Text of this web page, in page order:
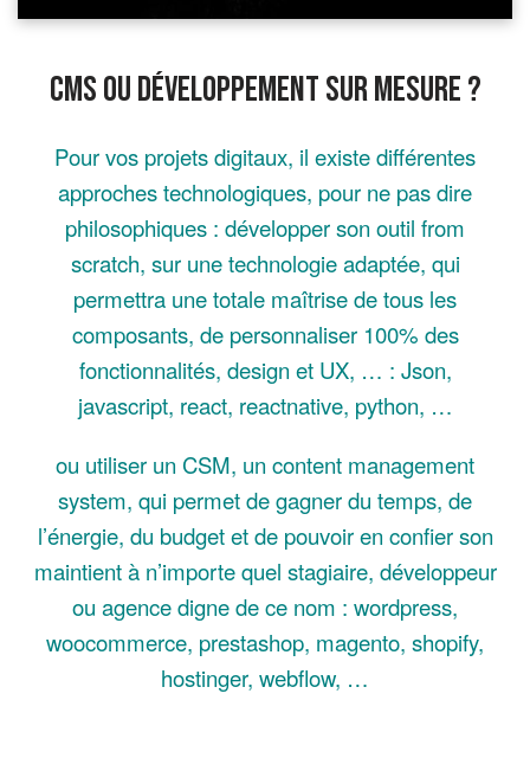
CMS ou développement sur mesure ?
Pour vos projets digitaux, il existe différentes
approches technologiques, pour ne pas dire
philosophiques : développer son outil from
scratch, sur une technologie adaptée, qui
permettra une totale maîtrise de tous les
composants, de personnaliser 100% des
fonctionnalités, design et UX, … : Json,
javascript, react, reactnative, python, …
ou utiliser un CSM, un content management
system, qui permet de gagner du temps, de
l’énergie, du budget et de pouvoir en confier son
maintient à n’importe quel stagiaire, développeur
ou agence digne de ce nom : wordpress,
woocommerce, prestashop, magento, shopify,
hostinger, webflow, …